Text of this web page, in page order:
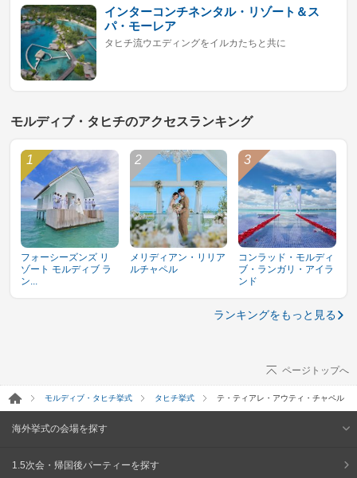
インターコンチネンタル・リゾート＆ス
パ・モーレア
タヒチ流ウエディングをイルカたちと共に
モルディブ・タヒチのアクセスランキング
フォーシーズンズ リ
ゾート モルディブ ラ
ン...
メリディアン・リリア
ルチャペル
コンラッド・モルディ
ブ・ランガリ・アイラ
ンド
ランキングをもっと見る
ページトップへ
モルディブ・タヒチ挙式 タヒチ挙式 テ・ティアレ・アウティ・チャペル
海外挙式の会場を探す
1.5次会・帰国後パーティーを探す